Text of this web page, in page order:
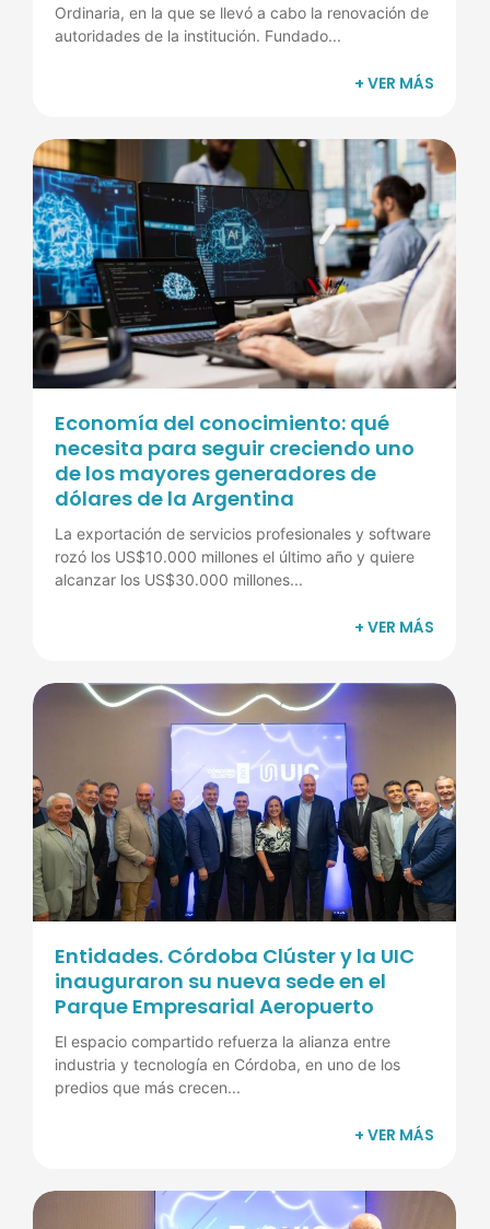
Ordinaria, en la que se llevó a cabo la renovación de
autoridades de la institución. Fundado...
+ VER MÁS
Economía del conocimiento: qué
necesita para seguir creciendo uno
de los mayores generadores de
dólares de la Argentina
La exportación de servicios profesionales y software
rozó los US$10.000 millones el último año y quiere
alcanzar los US$30.000 millones...
+ VER MÁS
Entidades. Córdoba Clúster y la UIC
inauguraron su nueva sede en el
Parque Empresarial Aeropuerto
El espacio compartido refuerza la alianza entre
industria y tecnología en Córdoba, en uno de los
predios que más crecen...
+ VER MÁS